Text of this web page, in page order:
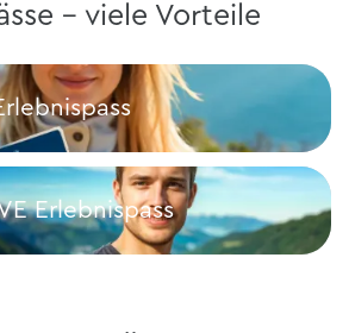
– viele Vorteile
Erlebnispass